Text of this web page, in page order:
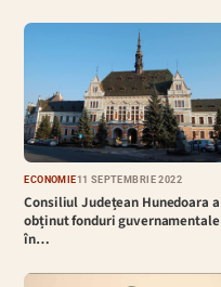
ECONOMIE11 SEPTEMBRIE 2022
Consiliul Județean Hunedoara a
obținut fonduri guvernamentale
în…